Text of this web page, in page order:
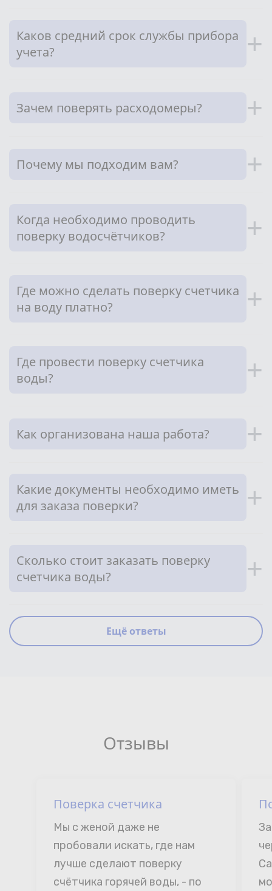
Каков средний срок службы прибора
учета?
+
Зачем поверять расходомеры? +
Почему мы подходим вам? +
Когда необходимо проводить
поверку водосчётчиков?
+
Где можно сделать поверку счетчика
на воду платно?
+
Где провести поверку счетчика
воды?
+
Как организована наша работа? +
Какие документы необходимо иметь
для заказа поверки?
+
Сколько стоит заказать поверку
счетчика воды?
+
Ещё ответы
Отзывы
Поверка счетчика
Мы с женой даже не
пробовали искать, где нам
лучше сделают поверку
счётчика горячей воды, - по